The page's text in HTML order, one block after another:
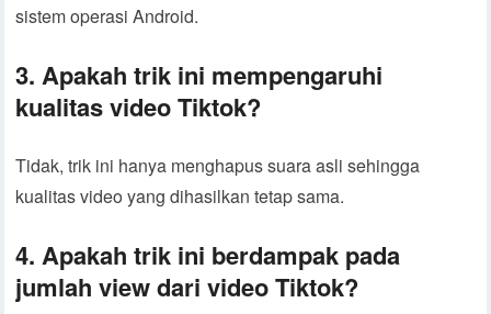
sistem operasi Android.
3. Apakah trik ini mempengaruhi
kualitas video Tiktok?
Tidak, trik ini hanya menghapus suara asli sehingga
kualitas video yang dihasilkan tetap sama.
4. Apakah trik ini berdampak pada
jumlah view dari video Tiktok?